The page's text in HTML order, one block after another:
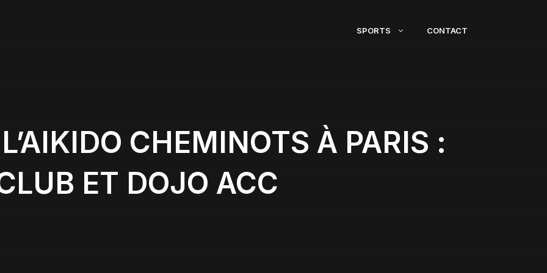
SPORTS CONTACT
CHEMINOTS À PARIS :
ET DOJO ACC